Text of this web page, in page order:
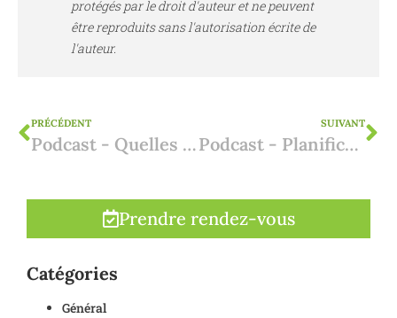
protégés par le droit d'auteur et ne peuvent
être reproduits sans l'autorisation écrite de
l'auteur.
PRÉCÉDENT
Podcast - Quelles sont les différentes possibilités de location de courte durée en Espagne ?
SUIVANT
Podcast - Planification de la succession et Espagne : ce que vous devez savoir en tant que propriétaire belge
Prendre rendez-vous
Catégories
Général